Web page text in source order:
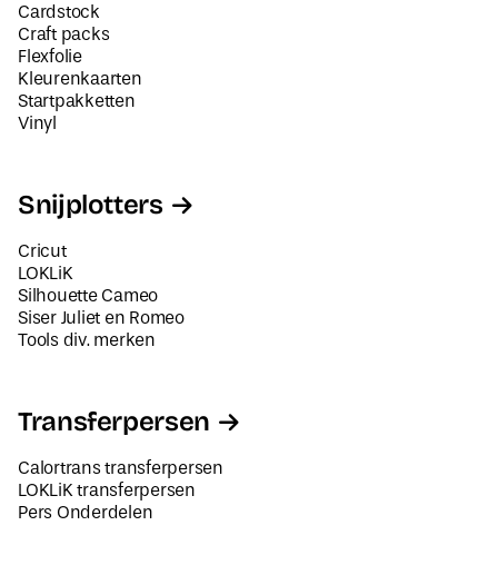
Cardstock
Craft packs
Flexfolie
Kleurenkaarten
Startpakketten
Vinyl
Snijplotters
Cricut
LOKLiK
Silhouette Cameo
Siser Juliet en Romeo
Tools div. merken
Transferpersen
Calortrans transferpersen
LOKLiK transferpersen
Pers Onderdelen